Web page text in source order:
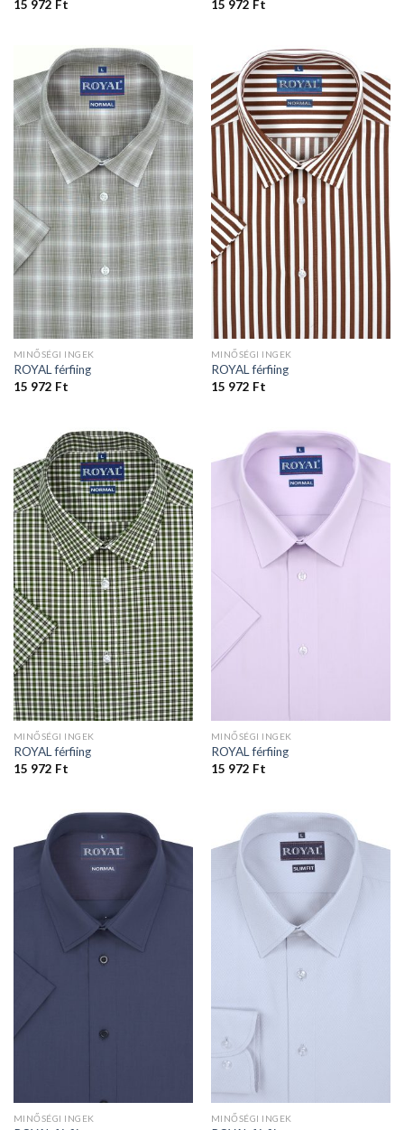
15 972 Ft
15 972 Ft
MINŐSÉGI INGEK
ROYAL férfiing
15 972 Ft
MINŐSÉGI INGEK
ROYAL férfiing
15 972 Ft
MINŐSÉGI INGEK
ROYAL férfiing
15 972 Ft
MINŐSÉGI INGEK
ROYAL férfiing
15 972 Ft
MINŐSÉGI INGEK MINŐSÉGI INGEK